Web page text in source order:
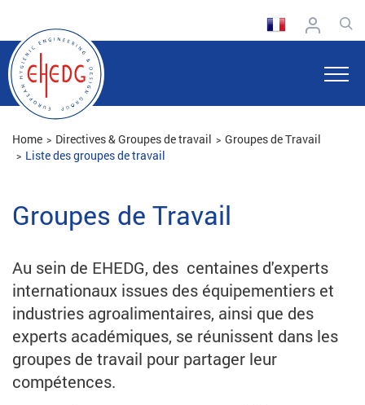
Home Directives & Groupes de travail
Groupes de Travail
Liste des groupes de travail
Groupes de Travail
Au sein de EHEDG, des centaines d'experts
internationaux issues des équipementiers et
industries agroalimentaires, ainsi que des
experts académiques, se réunissent dans les
groupes de travail pour partager leur
compétences.